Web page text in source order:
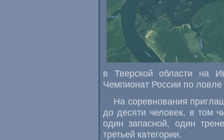
в Тверской области на
Чемпионат России по
На соревнования
до десяти человек, в том
один запасной, один
третьей категории.